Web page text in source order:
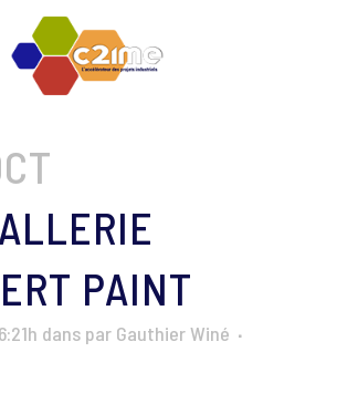
PAINT
dans par Gauthier Winé